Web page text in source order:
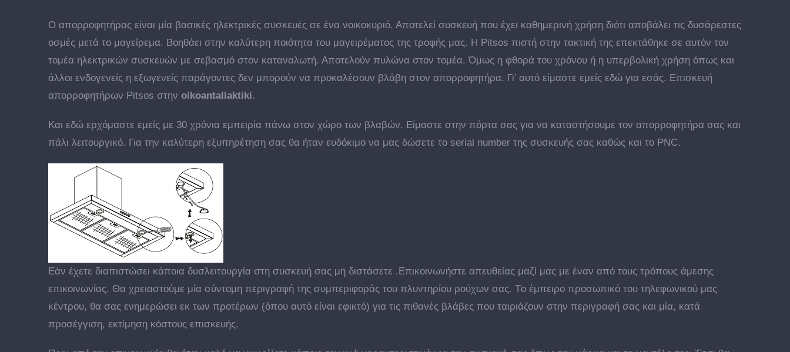
Ο απορροφητήρας είναι μία βασικές ηλεκτρικές συσκευές σε ένα νοικοκυριό. Αποτελεί συσκευή που έχει καθημερινή χρήση διότι αποβάλει τις δυσάρεστες
οσμές μετά το μαγείρεμα. Βοηθάει στην καλύτερη ποιότητα του μαγειρέματος της τροφής μας. Η Pitsos πιστή στην τακτική της επεκτάθηκε σε αυτόν τον
τομέα ηλεκτρικών συσκευών με σεβασμό στον καταναλωτή. Αποτελούν πυλώνα στον τομέα. Όμως η φθορά του χρόνου ή η υπερβολική χρήση όπως και
άλλοι ενδογενείς η εξωγενείς παράγοντες δεν μπορούν να προκαλέσουν βλάβη στον απορροφητήρα. Γι’ αυτό είμαστε εμείς εδώ για εσάς. Επισκευή
απορροφητήρων Pitsos στην oikoantallaktiki.
Και εδώ ερχόμαστε εμείς με 30 χρόνια εμπειρία πάνω στον χώρο των βλαβών. Είμαστε στην πόρτα σας για να καταστήσουμε τον απορροφητήρα σας και
πάλι λειτουργικό. Για την καλύτερη εξυπηρέτηση σας θα ήταν ευδόκιμο να μας δώσετε το serial number της συσκευής σας καθώς και το PNC.
Εάν έχετε διαπιστώσει κάποια δυσλειτουργία στη συσκευή σας μη διστάσετε .Επικοινωνήστε απευθείας μαζί μας με έναν από τους τρόπους άμεσης
επικοινωνίας. Θα χρειαστούμε μία σύντομη περιγραφή της συμπεριφοράς του πλυντηρίου ρούχων σας. Tο έμπειρο προσωπικό του τηλεφωνικού μας
κέντρου, θα σας ενημερώσει εκ των προτέρων (όπου αυτό είναι εφικτό) για τις πιθανές βλάβες που ταιριάζουν στην περιγραφή σας και μία, κατά
προσέγγιση, εκτίμηση κόστους επισκευής.